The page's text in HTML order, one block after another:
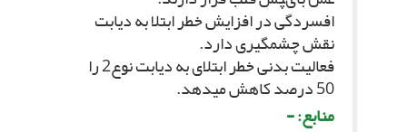
افسردگى در افزایش خطر ابتلا به دیابت
نقش چشمگیرى دارد.
فعالیت بدنى خطر ابتلاى به دیابت نوع‏2 را
50 درصد کاهش مى‏دهد.
منابع: -